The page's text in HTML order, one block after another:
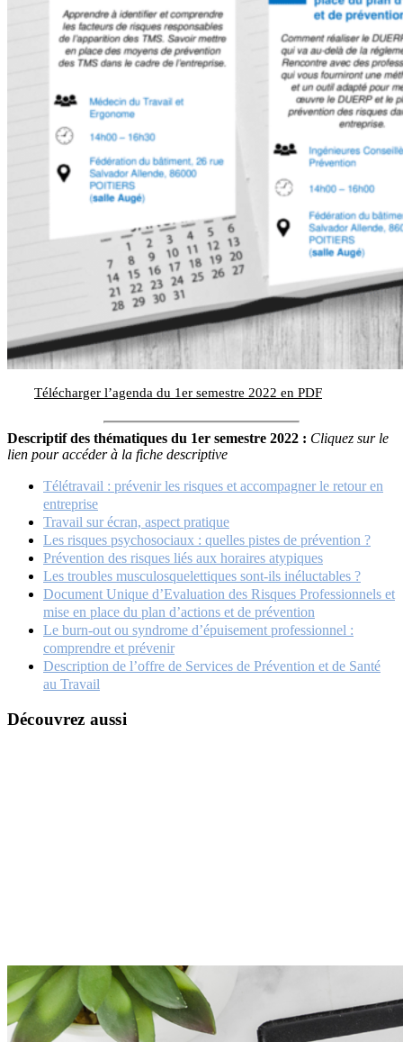
Télécharger l’agenda du 1er semestre 2022 en PDF
Descriptif des thématiques du 1er semestre 2022 : Cliquez sur le
lien pour accéder à la fiche descriptive
Télétravail : prévenir les risques et accompagner le retour en
entreprise
Travail sur écran, aspect pratique
Les risques psychosociaux : quelles pistes de prévention ?
Prévention des risques liés aux horaires atypiques
Les troubles musculosquelettiques sont-ils inéluctables ?
Document Unique d’Evaluation des Risques Professionnels et
mise en place du plan d’actions et de prévention
Le burn-out ou syndrome d’épuisement professionnel :
comprendre et prévenir
Description de l’offre de Services de Prévention et de Santé
au Travail
Découvrez aussi